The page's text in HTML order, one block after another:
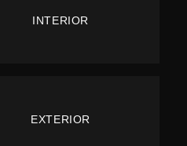
INTERIOR
EXTERIOR